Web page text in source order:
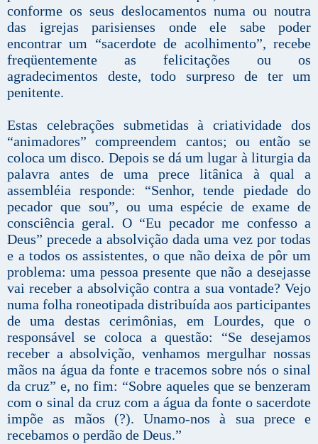
conforme os seus deslocamentos numa ou noutra
das igrejas parisienses onde ele sabe poder
encontrar um “sacerdote de acolhimento”, recebe
freqüentemente as felicitações ou os
agradecimentos deste, todo surpreso de ter um
penitente.
Estas celebrações submetidas à criatividade dos
“animadores” compreendem cantos; ou então se
coloca um disco. Depois se dá um lugar à liturgia da
palavra antes de uma prece litânica à qual a
assembléia responde: “Senhor, tende piedade do
pecador que sou”, ou uma espécie de exame de
consciência geral. O “Eu pecador me confesso a
Deus” precede a absolvição dada uma vez por todas
e a todos os assistentes, o que não deixa de pôr um
problema: uma pessoa presente que não a desejasse
vai receber a absolvição contra a sua vontade? Vejo
numa folha roneotipada distribuída aos participantes
de uma destas cerimônias, em Lourdes, que o
responsável se coloca a questão: “Se desejamos
receber a absolvição, venhamos mergulhar nossas
mãos na água da fonte e tracemos sobre nós o sinal
da cruz” e, no fim: “Sobre aqueles que se benzeram
com o sinal da cruz com a água da fonte o sacerdote
impõe as mãos (?). Unamo-nos à sua prece e
recebamos o perdão de Deus.”